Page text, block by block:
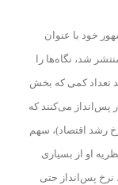
خود با عنوان
در قرن بیست و یکم» که در سال ۲۰۱۳ منتشر شد، نگاه‌ها را
تعداد کمی که بخش
پس‌انداز می‌کنند که
رشد اقتصاد)، سهم
او از بسیاری
نرخ پس‌انداز حتی